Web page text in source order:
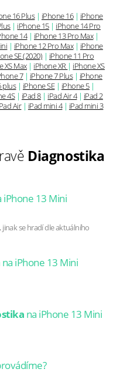
16 Plus| iPhone 16| iPhone
| iPhone 15| iPhone 14 Pro
14| iPhone 13 Pro Max|
| iPhone 12 Pro Max| iPhone
SE (2020) | iPhone 11 Pro
XS Max| iPhone XR | iPhone XS
7| iPhone 7 Plus| iPhone
plus| iPhone SE| iPhone 5|
4S| iPad 8| iPad Air 4| iPad 2
Air| iPad mini 4| iPad mini 3
Diagnostika
iPhone 13 Mini
se hradí dle aktuálního
na iPhone 13 Mini
na iPhone 13 Mini